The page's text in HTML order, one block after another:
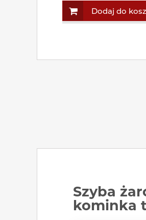
Dodaj do
Szyba
kominka